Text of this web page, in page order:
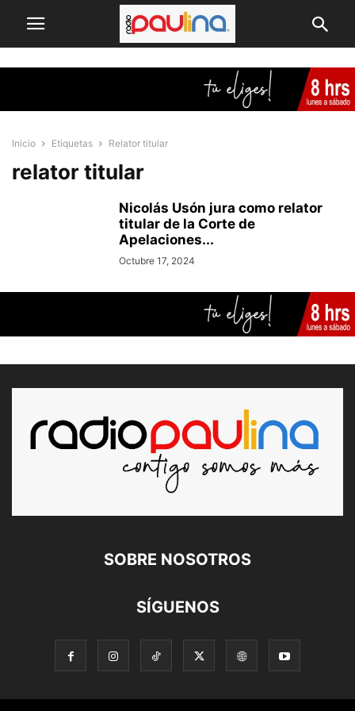
Inicio Etiquetas Relator titular
relator titular
Nicolás Usón jura como relator
titular de la Corte de
Apelaciones...
Octubre 17, 2024
SOBRE NOSOTROS
SÍGUENOS